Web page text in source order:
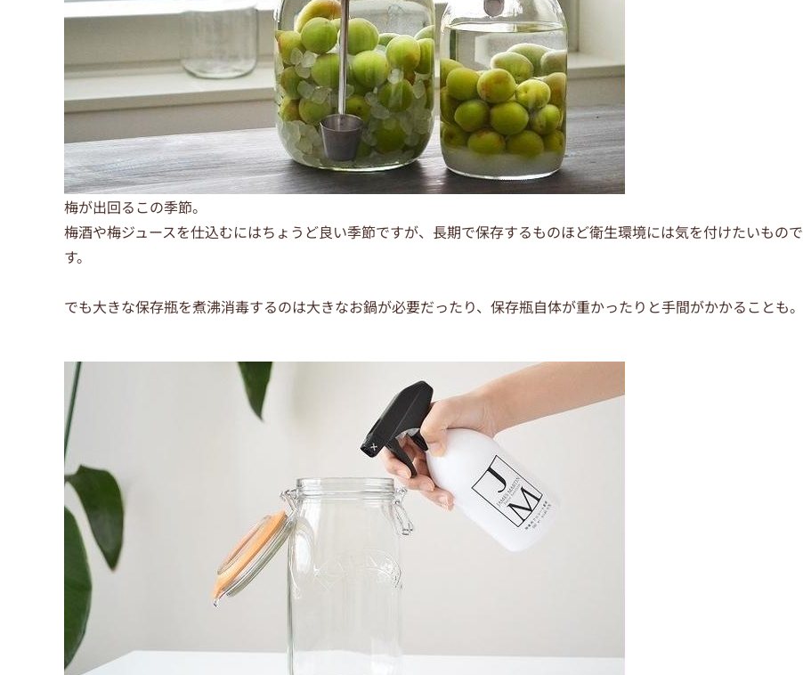
梅が出回るこの季節。
梅酒や梅ジュースを仕込むにはちょうど良い季節ですが、長期で保存するものほど衛生環境には気を付けたいもので
す。
でも大きな保存瓶を煮沸消毒するのは大きなお鍋が必要だったり、保存瓶自体が重かったりと手間がかかることも。